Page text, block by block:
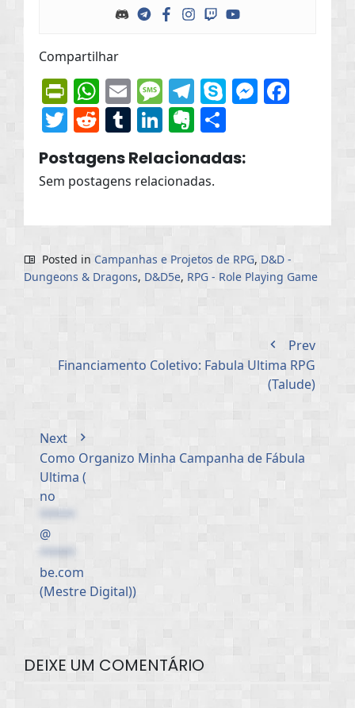
Compartilhar
PrintFriendly
WhatsApp
EmailMessage
Telegram
Skype
Twitter
Reddit
Tumblr
LinkedIn
Evernote
Postagens Relacionadas:
Sem postagens relacionadas.
Posted in Campanhas e Projetos de RPG,D&D -
Dungeons & Dragons, D&D5e, RPG - Role Playing Game
Prev
Financiamento Coletivo: Fabula Ultima RPG
(Talude)
Next
Como Organizo Minha Campanha de Fábula
Ultima (
no
*****
@
be.com
(Mestre Digital))
DEIXE UM COMENTÁRIO